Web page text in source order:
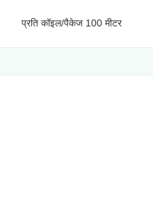
प्रति कॉइल/पैकेज 100 मीटर